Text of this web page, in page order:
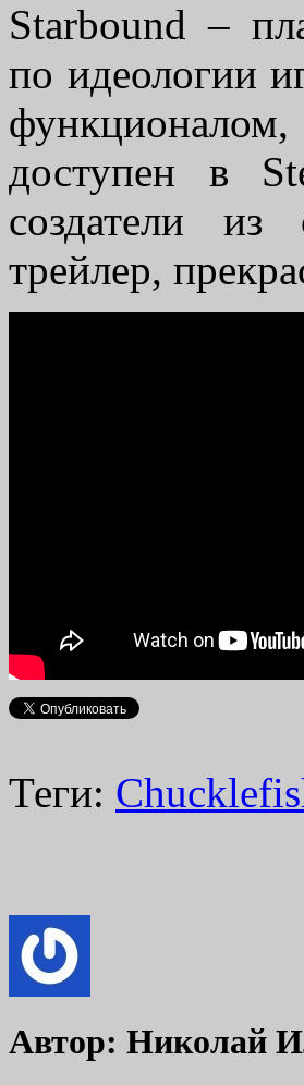
Starbound –
по идеологии
доступен в
создатели
трейлер,
Теги:
Автор: Николай